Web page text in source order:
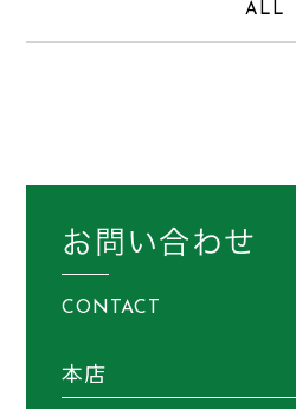
ALL
お問い合わせ
CONTACT
本店